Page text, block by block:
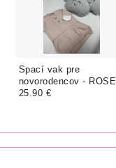
Spací vak pre
novorodencov - ROSE
25.90 €